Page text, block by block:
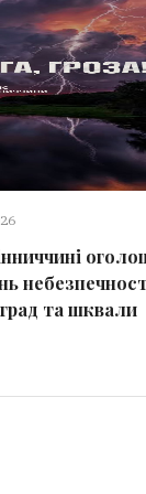
та шквали